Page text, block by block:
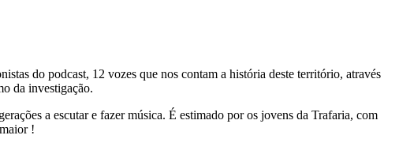
do podcast, 12 vozes que nos contam a história deste território, através
da investigação.
a escutar e fazer música. É estimado por os jovens da Trafaria, com
!